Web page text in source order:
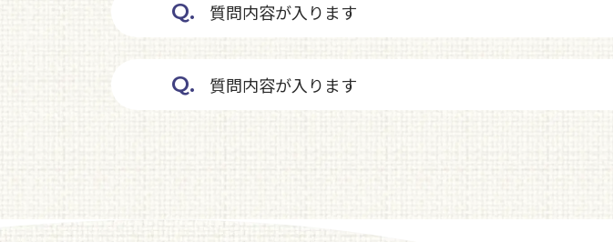
Q. 質問内容が入ります
Q. 質問内容が入ります